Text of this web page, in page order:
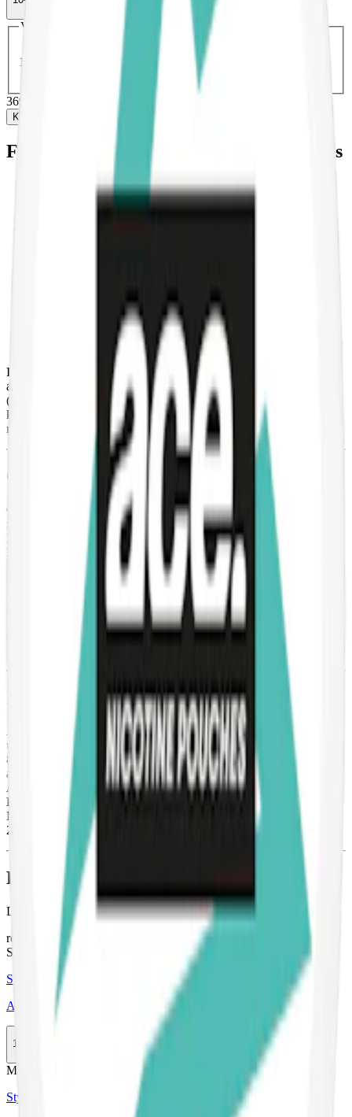
Välj antal dosor
41,90 kr /st 5-pack
10-pack
36,95 kr /st 30-pack
369,50 kr
Köp
Fakta om Ace X Cool Mint Slim Vitt Snus
Varumärke:Ace X
Ministry of Snus
Format/storlek:slim
Ingredienser:
fibrer, sötningsmedel (E968, erytritol), xylitol,
aromer, surhetsreglerande medel (E500, soda) förtjockningsmedel
(E401, natriumalginat), sötningsmedel (E959, neohesperidin dc),
koksalt, konserveringsmedel (E202, kaliumsorbat) samt vatten och
nikotin.
Om Ace X Cool Mint
Cool Mint har en kylande smakkombination av pepparmynta och
mint. Nikotinhalten är 8 mg. nikotin per prilla vilket gör Ace X Cool
Mint till ett normalstarkt vitt snus. Formatet på prillorna är slim och
har en snabb smak- och nikotin-release.
En dosa Ace X Cool Mint innehåller 10 gram vitt snus och 20
prillor. Varje prilla väger 500 mg. vilket är lite lättare än en
genomsnittlig tobaksfri prilla. Dosan innehåller totalt 160 mg.
nikotin. Utöver denna kalla mint-prilla finnsAce X
i ytterligare två
smaker och styrkor. Ännu fler varianter hittar du hos Ministry of
Snus Ace, bland annat två
Information om varumärket Ace X
Ace X, systervarumärket tillAce , är ett starkarevitt snus
med flera
unika smaker. Med sina starkare prillor prillor, som sträcker sig från
8 till dryga 11 mg nikotin per prilla, är Ace X framtaget för
användare som vill ha det lilla extra. Med unika smaker som
Apple Cinnamon
(röda äpplen och kanel) ochGuarana Chili
Boost
har Ace X något av en särställning. Ace X tillverkas av
Ministry of Snus, en del av
Scandinavian Tobacco Group
sedan
2024.
Färskt vitt snus
Läs mer om hur du förvarar Ace X Cool Minthär
relaterade produkter
Stark
Styrka Stark · Slim
Ace Cool Mint
10-pack
Mild
Styrka Mild · Slim